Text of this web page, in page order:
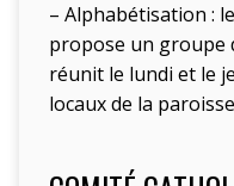
– Alphabétisation :
propose un groupe
réunit le lundi et le
locaux de la